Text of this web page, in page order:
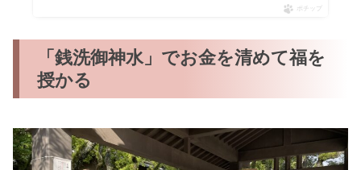
ポチップ
「銭洗御神水」でお金を清めて福を
授かる